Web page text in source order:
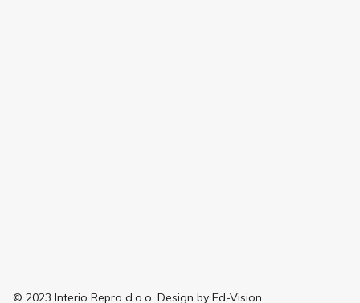
© 2023 Interio Repro d.o.o. Design by Ed-Vision.